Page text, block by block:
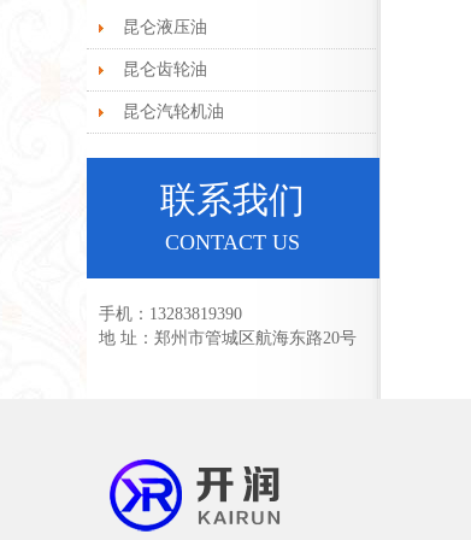
昆仑液压油
昆仑齿轮油
昆仑汽轮机油
联系我们
CONTACT US
手机：13283819390
地 址：郑州市管城区航海东路20号